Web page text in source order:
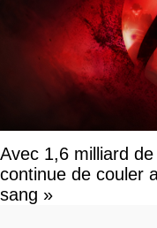
Avec 1,6 milliard
continue de couler
sang »